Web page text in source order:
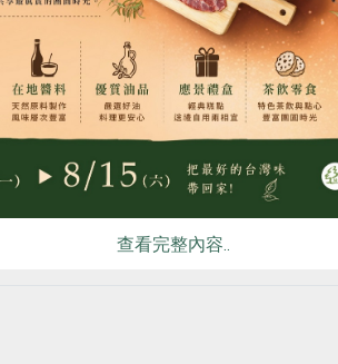
食譜 減硝酸鹽 雞蛋 食
查看完整內容..